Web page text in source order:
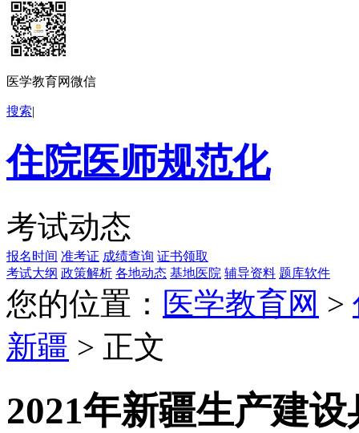
医学教育网微信
搜索|
住院医师规范化
考试动态
报名时间 准考证 成绩查询 证书领取
考试大纲 政策解析 各地动态 基地医院 辅导资料 题库软件
您的位置： 医学教育网 >
新疆 > 正文
2021年新疆生产建